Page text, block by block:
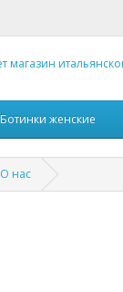
Ботинки женские
О нас